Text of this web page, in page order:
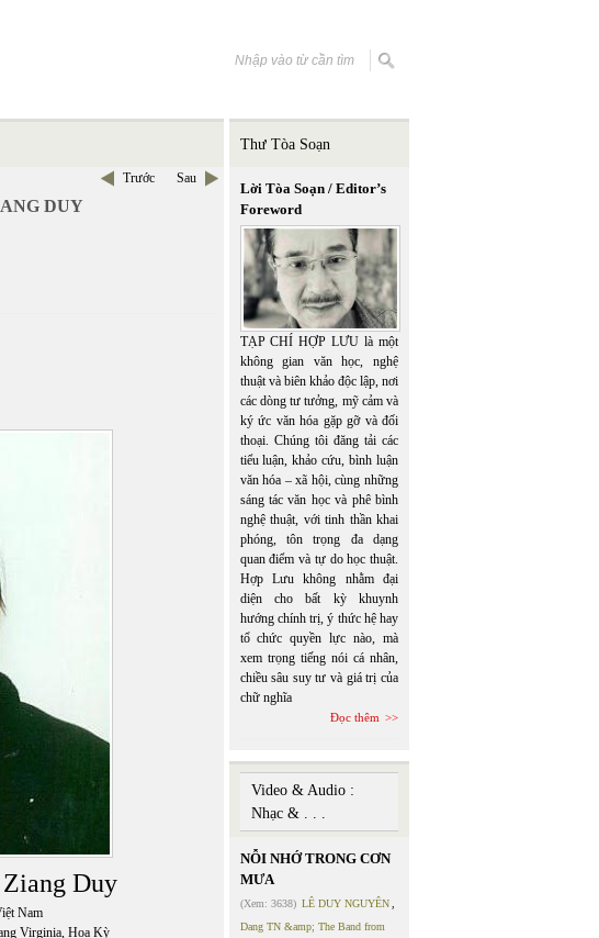
Trước Sau
DUY
Duy
Nam
Virginia, Hoa Kỳ
Thư Tòa Soạn
Lời Tòa Soạn / Editor’s
Foreword
TẠP CHÍ HỢP LƯU là một
không gian văn học, nghệ
thuật và biên khảo độc lập, nơi
các dòng tư tưởng, mỹ cảm và
ký ức văn hóa gặp gỡ và đối
thoại. Chúng tôi đăng tải các
tiểu luận, khảo cứu, bình luận
văn hóa – xã hội, cùng những
sáng tác văn học và phê bình
nghệ thuật, với tinh thần khai
phóng, tôn trọng đa dạng
quan điểm và tự do học thuật.
Hợp Lưu không nhằm đại
diện cho bất kỳ khuynh
hướng chính trị, ý thức hệ hay
tổ chức quyền lực nào, mà
xem trọng tiếng nói cá nhân,
chiều sâu suy tư và giá trị của
chữ nghĩa
Đọc thêm
Video & Audio :
Nhạc & . . .
NỖI NHỚ TRONG CƠN
MƯA
(Xem: 3638) LÊ DUY NGUYÊN
Dang TN &amp; The Band from